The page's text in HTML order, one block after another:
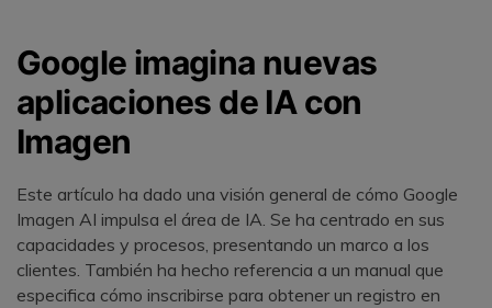
Google imagina nuevas
aplicaciones de IA con
Imagen󠀲󠀡󠀠󠀦󠀣󠀩󠀢󠀧󠀠󠀳
󠀰Este artículo ha dado una visión general de cómo Google
Imagen AI impulsa el área de IA.󠀲󠀡󠀠󠀦󠀣󠀩󠀣󠀥󠀨󠀳󠀰 Se ha centrado en sus
capacidades y procesos, presentando un marco a los
clientes.󠀲󠀡󠀠󠀦󠀣󠀩󠀣󠀥󠀩󠀳󠀰 También ha hecho referencia a un manual que
especifica cómo inscribirse para obtener un registro en